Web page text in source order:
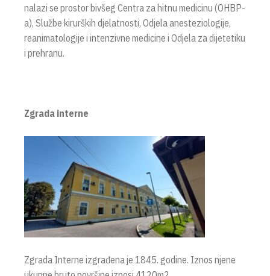
nalazi se prostor bivšeg Centra za hitnu medicinu (OHBP-
a), Službe kirurških djelatnosti, Odjela anesteziologije,
reanimatologije i intenzivne medicine i Odjela za dijetetiku
i prehranu.
Zgrada interne
Zgrada Interne izgrađena je 1845. godine. Iznos njene